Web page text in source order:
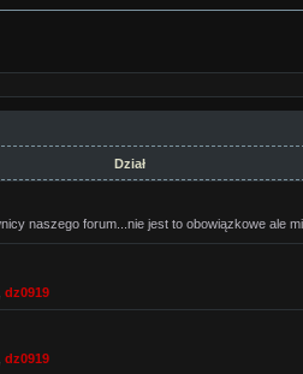
Dział
naszego forum...nie jest to obowiązkowe ale
dz0919
dz0919